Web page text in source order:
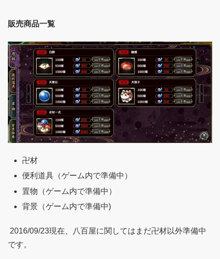
販売商品一覧
卍材
便利道具（ゲーム内で準備中）
置物（ゲーム内で準備中）
背景（ゲーム内で準備中)
2016/09/23現在、八百屋に関してはまだ卍材以外準備中
です。